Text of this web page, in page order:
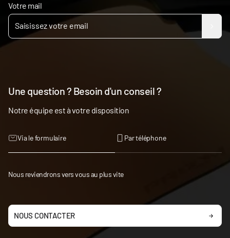
Votre mail
Une question ? Besoin d'un conseil ?
Notre équipe est à votre disposition
Via le formulaire Par téléphone
Nous reviendrons vers vous au plus vite
NOUS CONTACTER